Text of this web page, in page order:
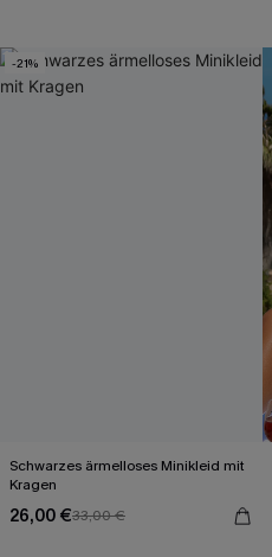
-21%
Schwarzes ärmelloses Minikleid mit
Kragen
26,00 €33,00 €